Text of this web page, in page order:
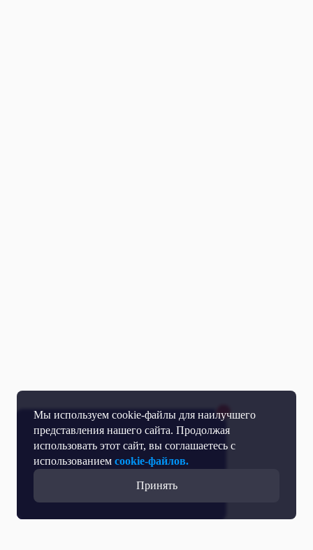
Мы используем cookie-файлы для наилучшего
представления нашего сайта. Продолжая
использовать этот сайт, вы соглашаетесь с
использованием cookie-файлов.
Принять